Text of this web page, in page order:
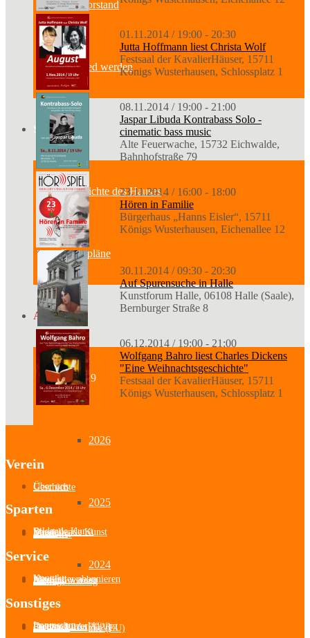
Der Vorstand
Mitglied werden
Standort
Geschichte des Hauses
Raumpläne
Archiv
ab 2019
2026
2025
2024
2023
01.11.2014 / 19:00 - 20:30
Jutta Hoffmann liest Christa Wolf
Festsaal der KavalierHäuser, 15711
Königs Wusterhausen, Schlossplatz 1
08.11.2014 / 19:00 - 21:00
Jaspar Libuda Kontrabass Solo -
cinematic bass music
Alte Feuerwache, 15732 Eichwalde,
Bahnhofstraße 79
23.11.2014 / 16:00 - 18:00
Hören in Familie
Bürgerhaus „Hanns Eisler“, 15711
Königs Wusterhausen, Eichenallee 12
30.11.2014 / 09:30 - 20:30
Auf Spurensuche in Halle
Kunstforum Halle, 06108 Halle (Saale),
Bernburger Straße 8
06.12.2014 / 19:00 - 21:00
Wolfgang Bahro liest Charles Dickens
"Eine Weihnachtsgeschichte"
Festsaal der KavalierHäuser, 15711
Königs Wusterhausen, Schlossplatz 1
Verein
Über uns
Geschichte
Sparten
Bildende Kunst
Darstellende Kunst
Musik
Literatur
Aussteller
Service
Kontakt
Newsletter abonnieren
Mitglied werden
Satzung
Beitragsordnung
Sonstiges
Impressum
Datenschutzerklärung
Partner-Links
Feedback
Cookie-Richtlinie (EU)